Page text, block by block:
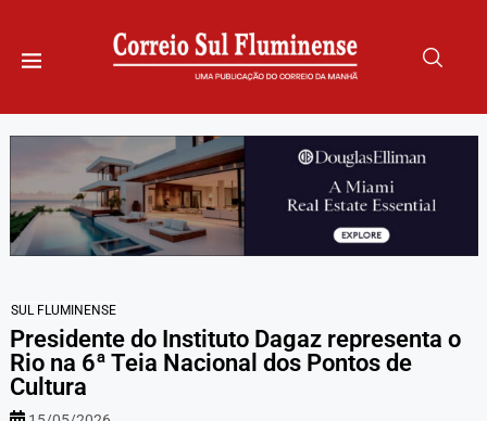
SUL FLUMINENSE
Presidente do Instituto Dagaz representa o
Rio na 6ª Teia Nacional dos Pontos de
Cultura